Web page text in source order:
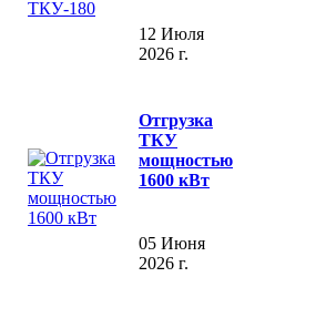
12 Июля
2026 г.
Отгрузка
ТКУ
мощностью
1600 кВт
05 Июня
2026 г.